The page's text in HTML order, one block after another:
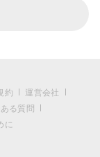
約
運営会社
る質問
に